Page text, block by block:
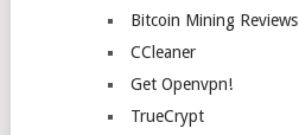
Bitcoin Mining Reviews
CCleaner
Get Openvpn!
TrueCrypt